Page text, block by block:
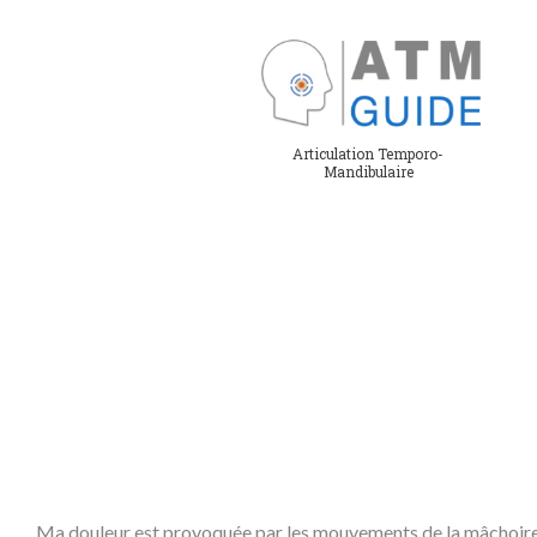
Articulation Temporo-
Mandibulaire
Ma douleur est provoquée par les mouvements de la